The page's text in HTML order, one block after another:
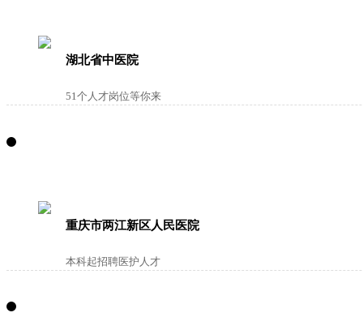
湖北省中医院
51个人才岗位等你来
重庆市两江新区人民医院
本科起招聘医护人才